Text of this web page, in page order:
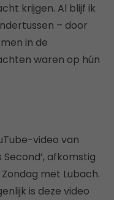
krijgen. Al blijf ik
– door
in de
waren op hún
video van
Second’, afkomstig
met Lubach.
is deze video